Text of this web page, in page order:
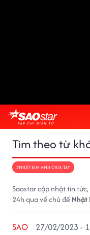
Tìm theo từ
#NHẬT KIM ANH CHIA TAY
Saostar cập nhật tin
24h qua về chủ đềNhật
SAO 27/02/2023 -